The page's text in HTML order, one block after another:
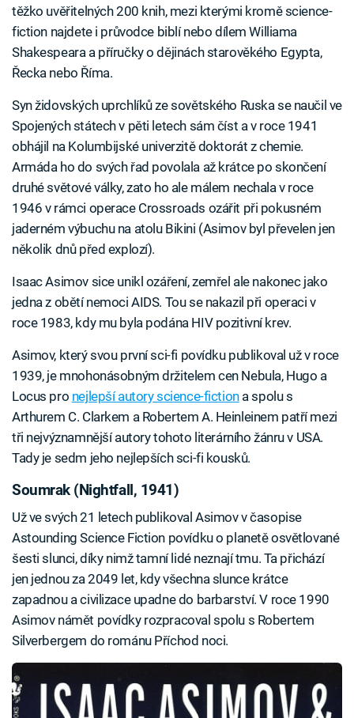
těžko uvěřitelných 200 knih, mezi kterými kromě science-
fiction najdete i průvodce biblí nebo dílem Williama
Shakespeara a příručky o dějinách starověkého Egypta,
Řecka nebo Říma.
Syn židovských uprchlíků ze sovětského Ruska se naučil ve
Spojených státech v pěti letech sám číst a v roce 1941
obhájil na Kolumbijské univerzitě doktorát z chemie.
Armáda ho do svých řad povolala až krátce po skončení
druhé světové války, zato ho ale málem nechala v roce
1946 v rámci operace Crossroads ozářit při pokusném
jaderném výbuchu na atolu Bikini (Asimov byl převelen jen
několik dnů před explozí).
Isaac Asimov sice unikl ozáření, zemřel ale nakonec jako
jedna z obětí nemoci AIDS. Tou se nakazil při operaci v
roce 1983, kdy mu byla podána HIV pozitivní krev.
Asimov, který svou první sci-fi povídku publikoval už v roce
1939, je mnohonásobným držitelem cen Nebula, Hugo a
Locus pro nejlepší autory science-fictiona spolu s
Arthurem C. Clarkem a Robertem A. Heinleinem patří mezi
tři nejvýznamnější autory tohoto literárního žánru v USA.
Tady je sedm jeho nejlepších sci-fi kousků.
Soumrak (Nightfall, 1941)
Už ve svých 21 letech publikoval Asimov v časopise
Astounding Science Fiction povídku o planetě osvětlované
šesti slunci, díky nimž tamní lidé neznají tmu. Ta přichází
jen jednou za 2049 let, kdy všechna slunce krátce
zapadnou a civilizace upadne do barbarství. V roce 1990
Asimov námět povídky rozpracoval spolu s Robertem
Silverbergem do románu Příchod noci.